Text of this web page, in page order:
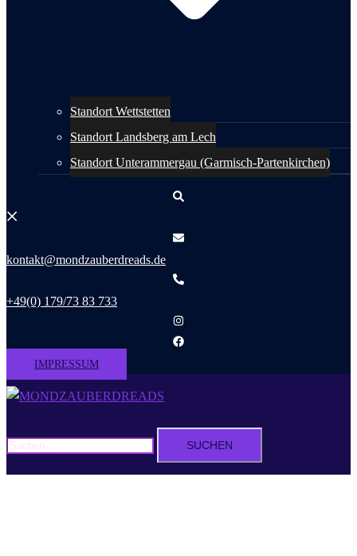
Standort Wettstetten
Standort Landsberg am Lech
Standort Unterammergau (Garmisch-Partenkirchen)
kontakt@mondzauberdreads.de
+49(0) 179/73 83 733
IMPRESSUM
umschalten
Suchen
nach: